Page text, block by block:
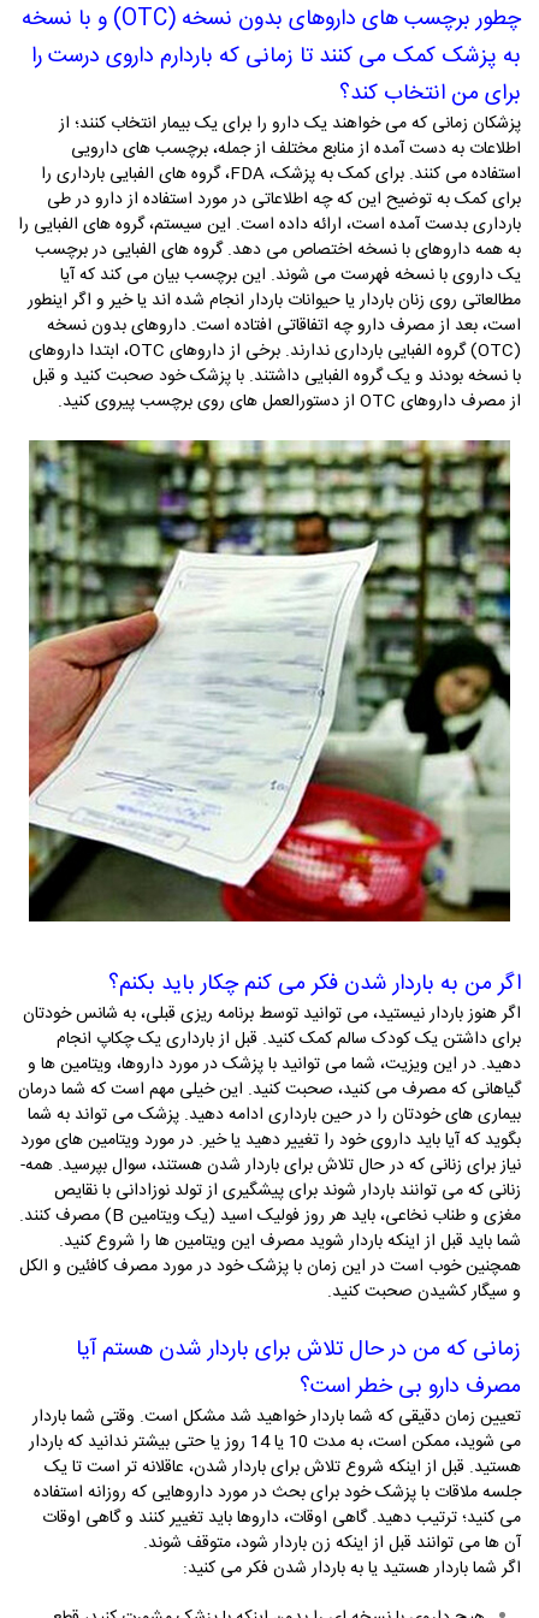
چطور برچسب های داروهای بدون نسخه (OTC) و با نسخه
به پزشک کمک می کنند تا زمانی که باردارم داروی درست را
برای من انتخاب کند؟
پزشکان زمانی که می­ خواهند یک دارو را برای یک بیمار انتخاب کنند؛ از
اطلاعات به دست آمده از منابع مختلف از جمله، برچسب ­های دارویی
استفاده می­ کنند. برای کمک به پزشک،FDA، گروه­ های الفبایی بارداری را
برای کمک به توضیح این که چه اطلاعاتی در مورد استفاده از دارو در طی
بارداری بدست آمده است، ارائه داده است. این سیستم، گروه­ های الفبایی را
به همه­ داروهای با نسخه اختصاص می­ دهد. گروه­ های الفبایی در برچسب
یک داروی با نسخه فهرست می­ شوند. این برچسب بیان می­ کند که آیا
مطالعاتی روی زنان باردار یا حیوانات باردار انجام شده ­اند یا خیر و اگر اینطور
است، بعد از مصرف دارو چه اتفاقاتی افتاده است. داروهای بدون نسخه
(
OTC) گروه الفبایی بارداری ندارند. برخی از داروهای OTC، ابتدا داروهای
با نسخه­ بودند و یک گروه الفبایی داشتند. با پزشک خود صحبت کنید و قبل
از مصرف داروهای OTC از دستورالعمل­ های روی برچسب پیروی کنید.
اگر من به باردار شدن فکر می کنم چکار باید بکنم؟
اگر هنوز باردار نیستید، می­ توانید توسط برنامه ریزی قبلی، به شانس خودتان
برای داشتن یک کودک سالم کمک کنید. قبل از بارداری یک چکاپ انجام
دهید. در این ویزیت، شما می­ توانید با پزشک در مورد داروها، ویتامین­ ها و
گیاهانی که مصرف می­ کنید، صحبت کنید. این خیلی مهم است که شما درمان
بیماری­ های خودتان را در حین بارداری ادامه دهید. پزشک می­ تواند به شما
بگوید که آیا باید داروی خود را تغییر دهید یا خیر. در مورد ویتامین­ های مورد
نیاز برای زنانی که در حال تلاش برای باردار شدن هستند، سوال بپرسید. همه­
زنانی که می ­توانند باردار شوند برای پیشگیری از تولد نوزادانی با نقایص
مغزی و طناب نخاعی، باید هر روز فولیک اسید (یک ویتامین B) مصرف کنند.
شما باید قبل از اینکه باردار شوید مصرف این ویتامین­ ها را شروع کنید.
همچنین خوب است در این زمان با پزشک خود در مورد مصرف کافئین و الکل
و سیگار کشیدن صحبت کنید.
زمانی که من در حال تلاش برای باردار شدن هستم آیا
مصرف دارو بی خطر است؟
تعیین زمان دقیقی که شما باردار خواهید شد مشکل است. وقتی شما باردار
می­ شوید، ممکن است، به مدت 10 یا 14 روز یا حتی بیشتر ندانید که باردار
هستید. قبل از اینکه شروع تلاش برای باردار شدن، عاقلانه تر است تا یک
جلسه­ ملاقات با پزشک خود برای بحث در مورد داروهایی که روزانه استفاده
می­ کنید؛ ترتیب دهید. گاهی اوقات، داروها باید تغییر کنند و گاهی اوقات
آن­ ها می­ توانند قبل از اینکه زن باردار شود، متوقف شوند.
اگر شما باردار هستید یا به باردار شدن فکر می­ کنید: